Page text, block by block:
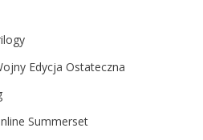
Edycja Ostateczna
Summerset